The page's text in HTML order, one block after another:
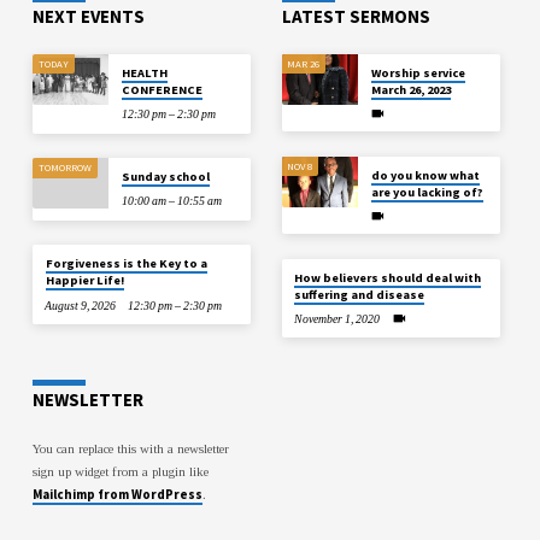
NEXT EVENTS
TODAY
HEALTH
CONFERENCE
12:30 pm – 2:30 pm
TOMORROW
Sunday school
10:00 am – 10:55 am
Forgiveness is the Key to a
Happier Life!
August 9, 2026 12:30 pm – 2:30 pm
LATEST SERMONS
MAR 26
Worship service
March 26, 2023
NOV 8
do you know what
are you lacking of?
How believers should deal with
suffering and disease
November 1, 2020
NEWSLETTER
You can replace this with a newsletter
sign up widget from a plugin like
Mailchimp from WordPress.